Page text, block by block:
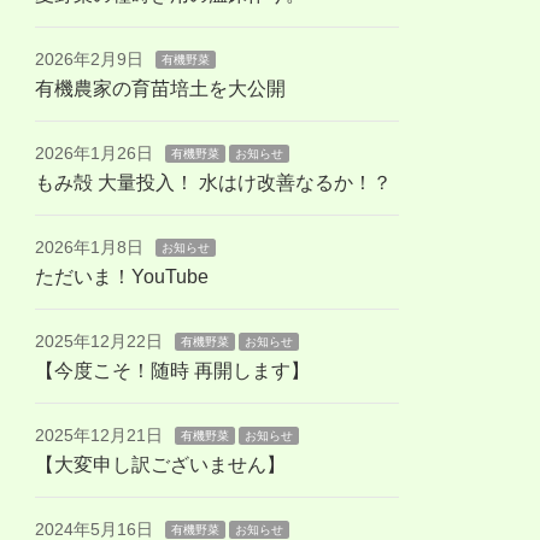
2026年2月9日 有機野菜
有機農家の育苗培土を大公開
2026年1月26日 有機野菜 お知らせ
もみ殻 大量投入！ 水はけ改善なるか！？
2026年1月8日 お知らせ
ただいま！YouTube
2025年12月22日 有機野菜 お知らせ
【今度こそ！随時 再開します】
2025年12月21日 有機野菜 お知らせ
【大変申し訳ございません】
2024年5月16日 有機野菜 お知らせ